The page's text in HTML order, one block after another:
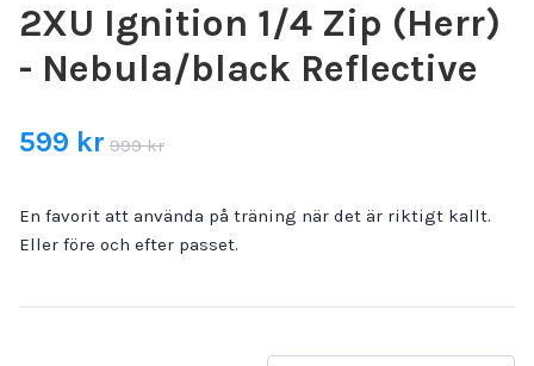
2XU Ignition 1/4 Zip (Herr)
- Nebula/black Reflective
599 kr 999 kr
En favorit att använda på träning när det är riktigt kallt.
Eller före och efter passet.